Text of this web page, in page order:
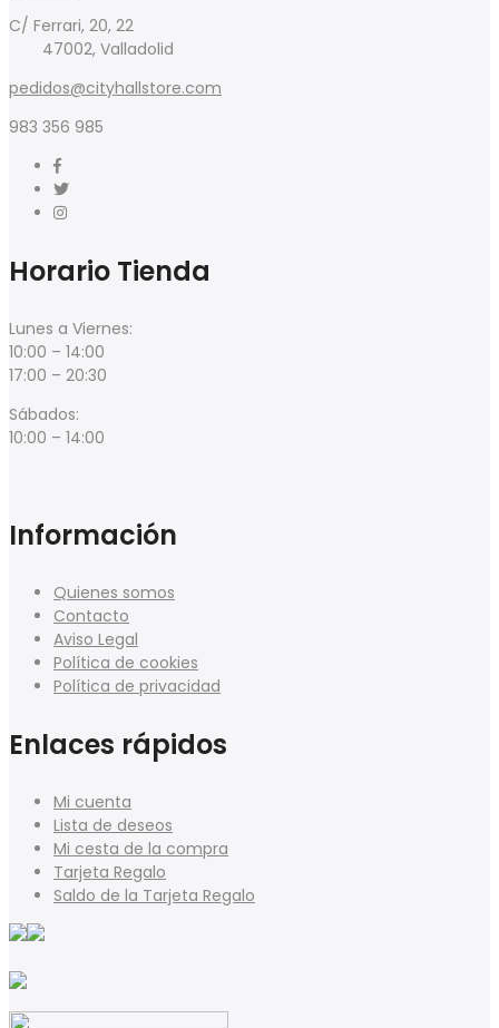
C/ Ferrari, 20, 22
47002, Valladolid
pedidos@cityhallstore.com
983 356 985
Horario Tienda
Lunes a Viernes:
10:00 – 14:00
17:00 – 20:30
Sábados:
10:00 – 14:00
Información
Quienes somos
Contacto
Aviso Legal
Política de cookies
Política de privacidad
Enlaces rápidos
Mi cuenta
Lista de deseos
Mi cesta de la compra
Tarjeta Regalo
Saldo de la Tarjeta Regalo